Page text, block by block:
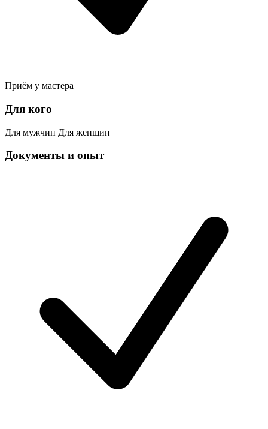
Приём у мастера
Для кого
Для мужчин Для женщин
Документы и опыт